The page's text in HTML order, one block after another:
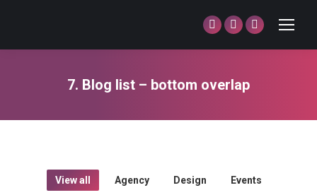
Facebook
page
in
window
Twitter
page
in
window
Dribbble
page
window
7. Blog list – bottom overlap
View all Agency Design
Events